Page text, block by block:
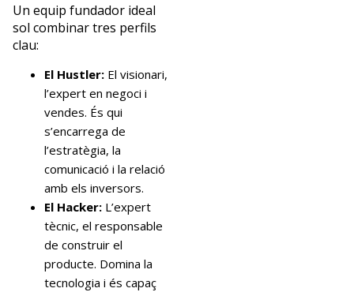
Un equip fundador ideal
sol combinar tres perfils
clau:
El Hustler: El visionari,
l’expert en negoci i
vendes. És qui
s’encarrega de
l’estratègia, la
comunicació i la relació
amb els inversors.
El Hacker: L’expert
tècnic, el responsable
de construir el
producte. Domina la
tecnologia i és capaç